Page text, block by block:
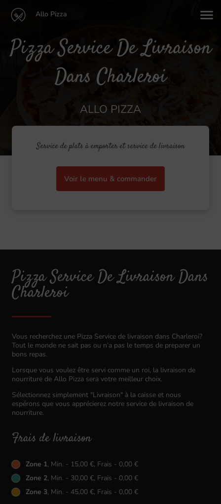
Allo Pizza
Pizza Service De Livraison
Dans Charleroi
ALLO PIZZA
Service de plats à emporter et service de livraison
Voir le menu & commander
Pizza Service De Livraison Dans
Charleroi
Vous recherchez une Pizza Service de livraison dans Charleroi?
Tout le monde ne sait pas ou n’a pas le temps de preparer un
bons repas.
Lorsque vous voulez être servi comme un roi, la livraison de
nourriture de Allo Pizza sera votre meilleur choix.
Sélectionnez simplement "Livraison" à la caisse et nous
espérons que vous apprécierez notre service de livraison de
nourriture.
Frais de livraison
Zone 1, Min. - 15,00 €, Frais - 0,00 €
Zone 2, Min. - 30,00 €, Frais - 0,00 €
Zone 3, Min. - 45,00 €, Frais - 0,00 €